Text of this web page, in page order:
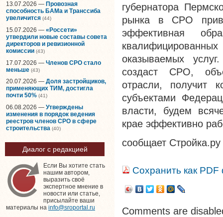
13.07.2026 — Провозная
способность БАМа и Транссиба
увеличится (44)
15.07.2026 — «Россети»
утвердили новые составы совета
директоров и ревизионной
комиссии (43)
17.07.2026 — Членов СРО стало
меньше (43)
20.07.2026 — Доля застройщиков,
применяющих ТИМ, достигла
почти 50% (41)
06.08.2026 — Утверждены
изменения в порядок ведения
реестров членов СРО в сфере
строительства (40)
Диалог с редакцией
Если Вы хотите стать
нашим автором,
выразить своё
экспертное мнение в
новости или статье,
присылайте ваши
материалы на info@sroportal.ru
губернатора
рынка в СРО
эффективная
оказываемых
создаст СРО,
отрасли, получит
субъектами
власти, будем
крае эффективно
сообщает Стройка.ру
Сохранить как
Comments are